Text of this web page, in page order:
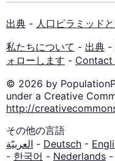
出典 - 人口ピラミッド
私たちについて - 出典 -
ォローします - Contact
© 2026 by
under a Creative
http://
その他の言語
العربيّة - Deutsch -
- 한국어 - Nederlands -